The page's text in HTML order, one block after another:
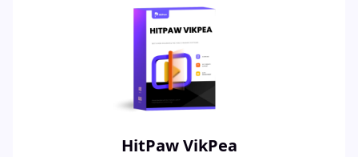
HitPaw VikPea